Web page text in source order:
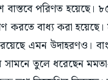
পরিণত হয়েছে।
করতে বাধ্য করা
এমন উদাহরণও।
তুলে ধরেছেন